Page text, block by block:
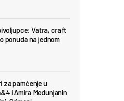
Vatra, craft
ponuda na jednom
za pamćenje u
i Amira Medunjanin